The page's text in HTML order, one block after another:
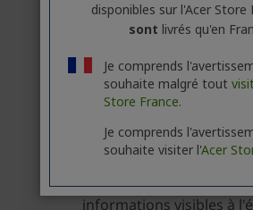
disponibles sur l'Acer Store
sont livrés qu'en
Je comprends
souhaite malgré tout
Store France.
Je comprends
souhaite visiter l'Acer